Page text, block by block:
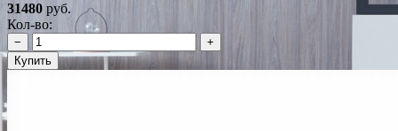
31480 руб.
Кол-во:
−
+
Купить